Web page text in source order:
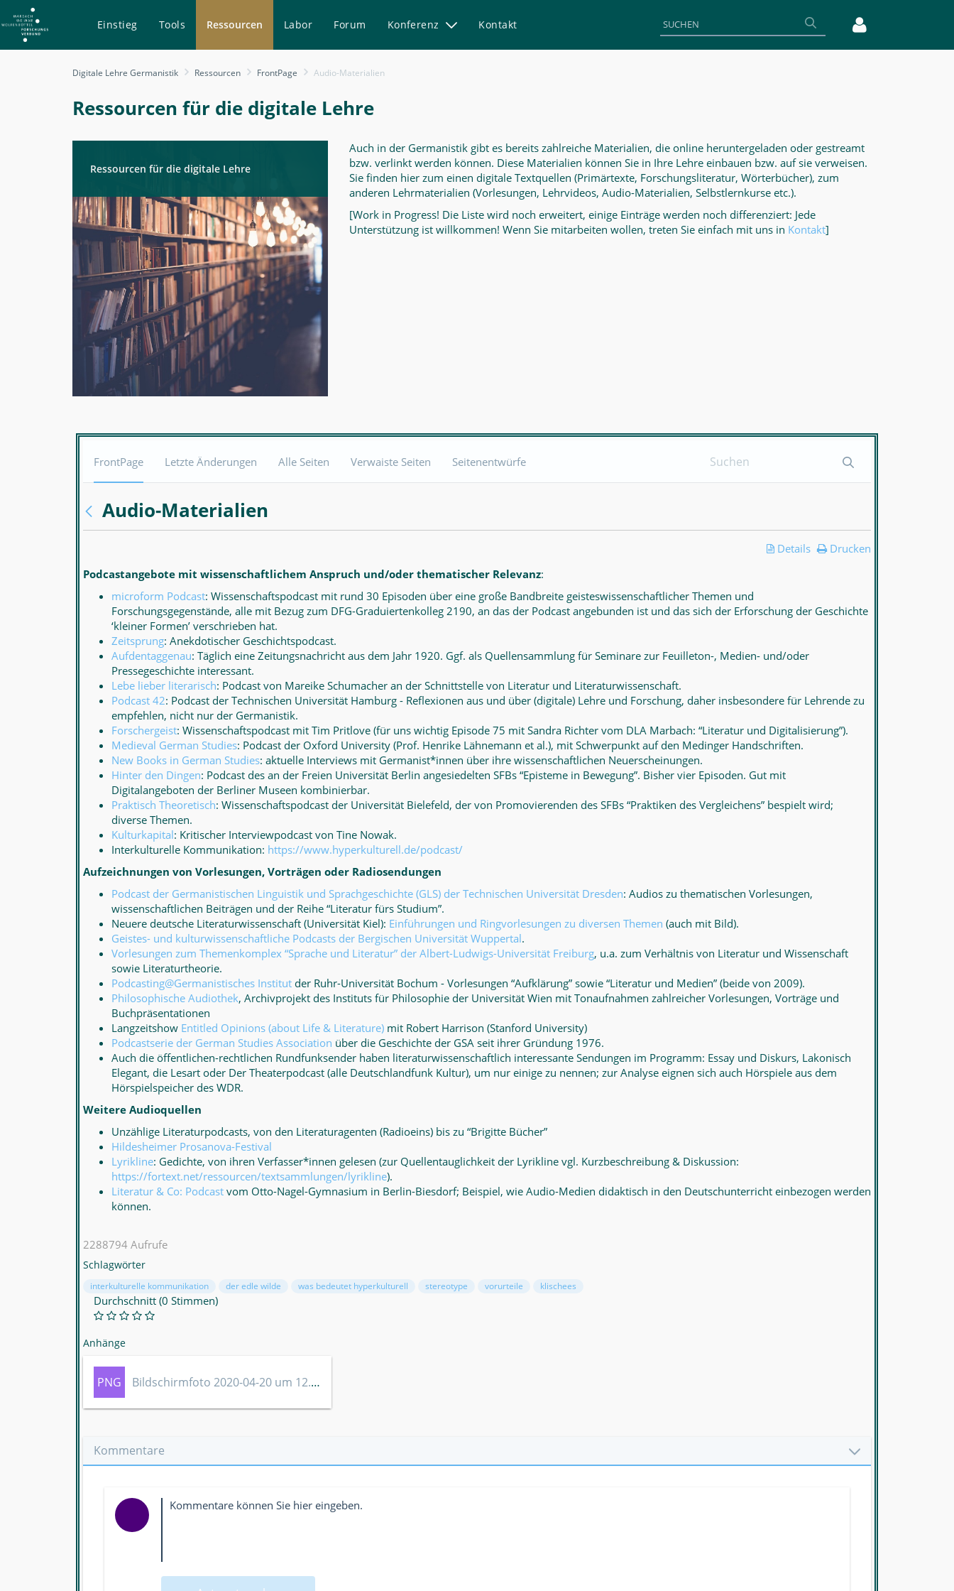
Einstieg Tools Ressourcen Labor Forum Konferenz Kontakt
Materialien
-
-
Digitale
Lehre
Germanistik
Digitale Lehre Germanistik Ressourcen FrontPage Audio-Materialien
Ressourcen für die digitale Lehre
Ressourcen für die digitale Lehre
Auch in der Germanistik gibt es bereits zahlreiche Materialien, die online heruntergeladen oder gestreamt
bzw. verlinkt werden können. Diese Materialien können Sie in Ihre Lehre einbauen bzw. auf sie verweisen.
Sie finden hier zum einen digitale Textquellen (Primärtexte, Forschungsliteratur, Wörterbücher), zum
anderen Lehrmaterialien (Vorlesungen, Lehrvideos, Audio-Materialien, Selbstlernkurse etc.).
[Work in Progress! Die Liste wird noch erweitert, einige Einträge werden noch differenziert: Jede
Unterstützung ist willkommen! Wenn Sie mitarbeiten wollen, treten Sie einfach mit uns in Kontakt]
FrontPage Letzte Änderungen Alle Seiten Verwaiste Seiten Seitenentwürfe
Audio-Materialien
Details
Drucken
Podcastangebote mit wissenschaftlichem Anspruch und/oder thematischer Relevanz:
microform Podcast: Wissenschaftspodcast mit rund 30 Episoden über eine große Bandbreite geisteswissenschaftlicher Themen und
Forschungsgegenstände, alle mit Bezug zum DFG-Graduiertenkolleg 2190, an das der Podcast angebunden ist und das sich der Erforschung der Geschichte
‘kleiner Formen’ verschrieben hat.
Zeitsprung: Anekdotischer Geschichtspodcast.
Aufdentaggenau: Täglich eine Zeitungsnachricht aus dem Jahr 1920. Ggf. als Quellensammlung für Seminare zur Feuilleton-, Medien- und/oder
Pressegeschichte interessant.
Lebe lieber literarisch: Podcast von Mareike Schumacher an der Schnittstelle von Literatur und Literaturwissenschaft.
Podcast 42: Podcast der Technischen Universität Hamburg - Reflexionen aus und über (digitale) Lehre und Forschung, daher insbesondere für Lehrende zu
empfehlen, nicht nur der Germanistik.
Forschergeist: Wissenschaftspodcast mit Tim Pritlove (für uns wichtig Episode 75 mit Sandra Richter vom DLA Marbach: “Literatur und Digitalisierung”).
Medieval German Studies: Podcast der Oxford University (Prof. Henrike Lähnemann et al.), mit Schwerpunkt auf den Medinger Handschriften.
New Books in German Studies: aktuelle Interviews mit Germanist*innen über ihre wissenschaftlichen Neuerscheinungen.
Hinter den Dingen: Podcast des an der Freien Universität Berlin angesiedelten SFBs “Episteme in Bewegung”. Bisher vier Episoden. Gut mit
Digitalangeboten der Berliner Museen kombinierbar.
Praktisch Theoretisch: Wissenschaftspodcast der Universität Bielefeld, der von Promovierenden des SFBs “Praktiken des Vergleichens” bespielt wird;
diverse Themen.
Kulturkapital: Kritischer Interviewpodcast von Tine Nowak.
Interkulturelle Kommunikation: https://www.hyperkulturell.de/podcast/
Aufzeichnungen von Vorlesungen, Vorträgen oder Radiosendungen
Podcast der Germanistischen Linguistik und Sprachgeschichte (GLS) der Technischen Universität Dresden: Audios zu thematischen Vorlesungen,
wissenschaftlichen Beiträgen und der Reihe “Literatur fürs Studium”.
Neuere deutsche Literaturwissenschaft (Universität Kiel): Einführungen und Ringvorlesungen zu diversen Themen (auch mit Bild).
Geistes- und kulturwissenschaftliche Podcasts der Bergischen Universität Wuppertal.
Vorlesungen zum Themenkomplex “Sprache und Literatur” der Albert-Ludwigs-Universität Freiburg, u.a. zum Verhältnis von Literatur und Wissenschaft
sowie Literaturtheorie.
Podcasting@Germanistisches Institut der Ruhr-Universität Bochum - Vorlesungen “Aufklärung” sowie “Literatur und Medien” (beide von 2009).
Philosophische Audiothek, Archivprojekt des Instituts für Philosophie der Universität Wien mit Tonaufnahmen zahlreicher Vorlesungen, Vorträge und
Buchpräsentationen
Langzeitshow Entitled Opinions (about Life & Literature) mit Robert Harrison (Stanford University)
Podcastserie der German Studies Association über die Geschichte der GSA seit ihrer Gründung 1976.
Auch die öffentlichen-rechtlichen Rundfunksender haben literaturwissenschaftlich interessante Sendungen im Programm: Essay und Diskurs, Lakonisch
Elegant, die Lesart oder Der Theaterpodcast (alle Deutschlandfunk Kultur), um nur einige zu nennen; zur Analyse eignen sich auch Hörspiele aus dem
Hörspielspeicher des WDR.
Weitere Audioquellen
Unzählige Literaturpodcasts, von den Literaturagenten (Radioeins) bis zu “Brigitte Bücher”
Hildesheimer Prosanova-Festival
Lyrikline: Gedichte, von ihren Verfasser*innen gelesen (zur Quellentauglichkeit der Lyrikline vgl. Kurzbeschreibung & Diskussion:
https://fortext.net/ressourcen/textsammlungen/lyrikline).
Literatur & Co: Podcast vom Otto-Nagel-Gymnasium in Berlin-Biesdorf; Beispiel, wie Audio-Medien didaktisch in den Deutschunterricht einbezogen werden
können.
2288794 Aufrufe
Schlagwörter
interkulturelle kommunikation der edle wilde was bedeutet hyperkulturell stereotype vorurteile klischees
Durchschnitt (0 Stimmen)
Anhänge
PNG Bildschirmfoto 2020-04-20 um 12.31.09.png
Kommentare